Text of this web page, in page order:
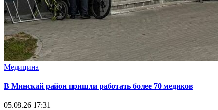
Медицина
В Минский район пришли работать более 70 медиков
05.08.26 17:31